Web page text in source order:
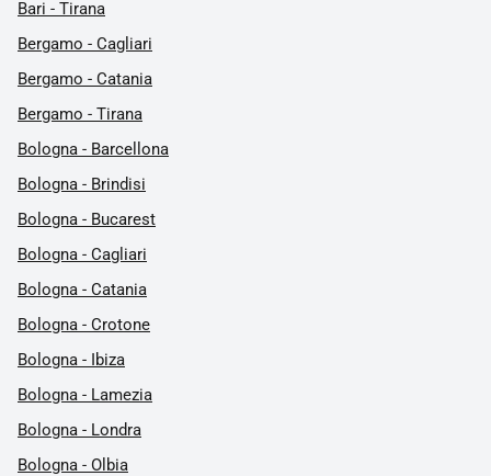
Bari - Tirana
Bergamo - Cagliari
Bergamo - Catania
Bergamo - Tirana
Bologna - Barcellona
Bologna - Brindisi
Bologna - Bucarest
Bologna - Cagliari
Bologna - Catania
Bologna - Crotone
Bologna - Ibiza
Bologna - Lamezia
Bologna - Londra
Bologna - Olbia